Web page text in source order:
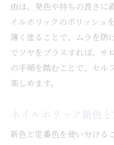
由は、発色や持ちの良さに
イルホリックのポリッシュ
薄く塗ることで、ムラを防
でツヤをプラスすれば、サ
の手順を踏むことで、セル
楽しめます。
ネイルホリック新色
新色と定番色を使い分ける